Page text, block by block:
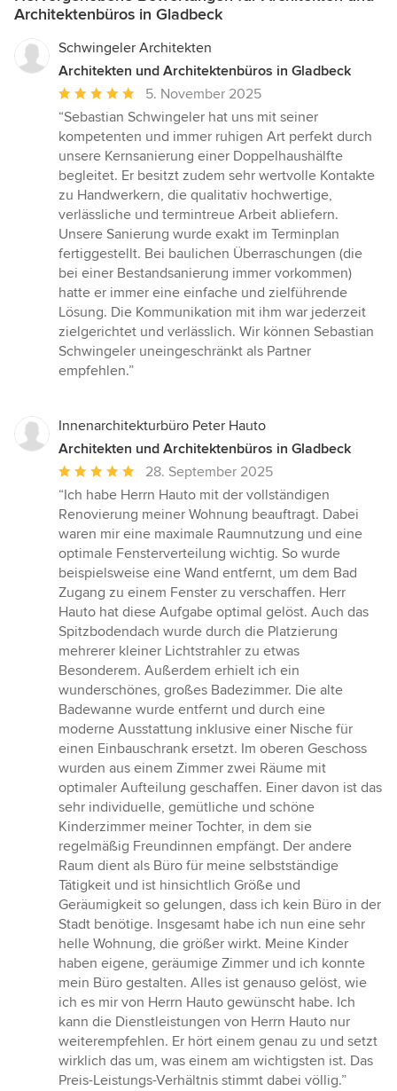
Architektenbüros in Gladbeck
Schwingeler Architekten
Architekten und Architektenbüros in Gladbeck
Durchschnittliche
Bewertung:
5
von
5
Sternen
5. November 2025
“Sebastian Schwingeler hat uns mit seiner
kompetenten und immer ruhigen Art perfekt durch
unsere Kernsanierung einer Doppelhaushälfte
begleitet. Er besitzt zudem sehr wertvolle Kontakte
zu Handwerkern, die qualitativ hochwertige,
verlässliche und termintreue Arbeit abliefern.
Unsere Sanierung wurde exakt im Terminplan
fertiggestellt. Bei baulichen Überraschungen (die
bei einer Bestandsanierung immer vorkommen)
hatte er immer eine einfache und zielführende
Lösung. Die Kommunikation mit ihm war jederzeit
zielgerichtet und verlässlich. Wir können Sebastian
Schwingeler uneingeschränkt als Partner
empfehlen.”
Innenarchitekturbüro Peter Hauto
Architekten und Architektenbüros in Gladbeck
Durchschnittliche
Bewertung:
5
von
5
Sternen
28. September 2025
“Ich habe Herrn Hauto mit der vollständigen
Renovierung meiner Wohnung beauftragt. Dabei
waren mir eine maximale Raumnutzung und eine
optimale Fensterverteilung wichtig. So wurde
beispielsweise eine Wand entfernt, um dem Bad
Zugang zu einem Fenster zu verschaffen. Herr
Hauto hat diese Aufgabe optimal gelöst. Auch das
Spitzbodendach wurde durch die Platzierung
mehrerer kleiner Lichtstrahler zu etwas
Besonderem. Außerdem erhielt ich ein
wunderschönes, großes Badezimmer. Die alte
Badewanne wurde entfernt und durch eine
moderne Ausstattung inklusive einer Nische für
einen Einbauschrank ersetzt. Im oberen Geschoss
wurden aus einem Zimmer zwei Räume mit
optimaler Aufteilung geschaffen. Einer davon ist das
sehr individuelle, gemütliche und schöne
Kinderzimmer meiner Tochter, in dem sie
regelmäßig Freundinnen empfängt. Der andere
Raum dient als Büro für meine selbstständige
Tätigkeit und ist hinsichtlich Größe und
Geräumigkeit so gelungen, dass ich kein Büro in der
Stadt benötige. Insgesamt habe ich nun eine sehr
helle Wohnung, die größer wirkt. Meine Kinder
haben eigene, geräumige Zimmer und ich konnte
mein Büro gestalten. Alles ist genauso gelöst, wie
ich es mir von Herrn Hauto gewünscht habe. Ich
kann die Dienstleistungen von Herrn Hauto nur
weiterempfehlen. Er hört einem genau zu und setzt
wirklich das um, was einem am wichtigsten ist. Das
Preis-Leistungs-Verhältnis stimmt dabei völlig.”